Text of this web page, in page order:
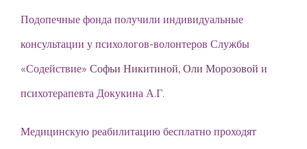
Подопечные фонда получили индивидуальные
консультации у психологов-волонтеров Службы
«Содействие» Софьи Никитиной, Оли Морозовой и
психотерапевта Докукина А.Г.
Медицинскую реабилитацию бесплатно проходят